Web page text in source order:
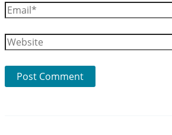
Email*
Website